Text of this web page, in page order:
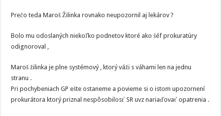
Prečo teda Maroš Žilinka rovnako neupozornil aj lekárov ?
Bolo mu odoslaných niekoľko podnetov ktoré ako šéf prokuratúry
odignoroval ,
Maroš žilinka je plne systémový , ktorý váži s váhami len na jednu
stranu .
Pri pochybeniach GP ešte ostaneme a povieme si o istom upozornení
prokurátora ktorý priznal nespôsobilosť SR uvz nariaďovať opatrenia .